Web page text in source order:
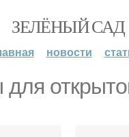
ЗЕЛЁНЫЙ САД
новости